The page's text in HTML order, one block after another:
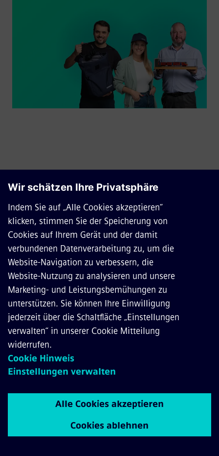
Österreichische Bundesbahnen